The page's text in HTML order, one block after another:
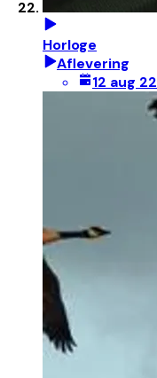
Horloge
Aflevering
12 aug 22